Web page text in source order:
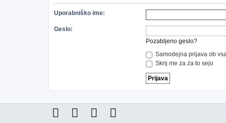
Uporabniško ime:
Geslo:
Pozabljeno geslo?
Samodejna prijava ob
Skrij me za za to sejo